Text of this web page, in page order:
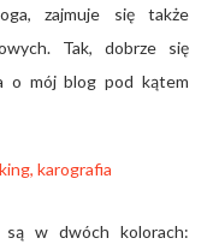
zajmuje się także
Tak, dobrze się
o mój blog pod kątem
są w dwóch kolorach: